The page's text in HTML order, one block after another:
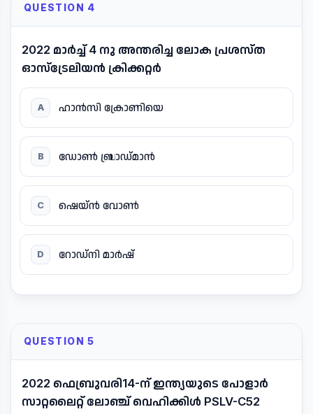
QUESTION 4
2022 മാർച്ച് 4 നു അന്തരിച്ച ലോക പ്രശസ്ത
ഓസ്ട്രേലിയൻ ക്രിക്കറ്റർ
A ഹാൻസി ക്രോണിയെ
B ഡോൺ ബ്രാഡ്മാൻ
C ഷെയ്ൻ വോൺ
D റോഡ്നി മാർഷ്
QUESTION 5
2022 ഫെബ്രുവരി14-ന് ഇന്ത്യയുടെ പോളാർ
സാറ്റലൈറ്റ് ലോഞ്ച് വെഹിക്കിൾ PSLV-C52